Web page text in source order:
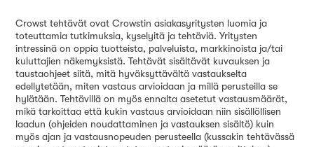
Crowst tehtävät ovat Crowstin asiakasyritysten luomia ja
toteuttamia tutkimuksia, kyselyitä ja tehtäviä. Yritysten
intressinä on oppia tuotteista, palveluista, markkinoista ja/tai
kuluttajien näkemyksistä. Tehtävät sisältävät kuvauksen ja
taustaohjeet siitä, mitä hyväksyttävältä vastaukselta
edellytetään, miten vastaus arvioidaan ja millä perusteilla se
hylätään. Tehtävillä on myös ennalta asetetut vastausmäärät,
mikä tarkoittaa että kukin vastaus arvioidaan niin sisällöllisen
laadun (ohjeiden noudattaminen ja vastauksen sisältö) kuin
myös ajan ja vastausnopeuden perusteella (kussakin tehtävässä